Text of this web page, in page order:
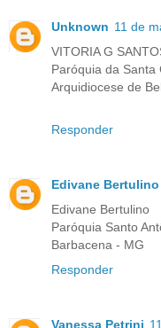
Unknown 11 de
VITORIA G
Paróquia da Santa
Arquidiocese de
Responder
Edivane Bertulino
Edivane Bertulino
Paróquia Santo
Barbacena - MG
Responder
Vanessa Petrini